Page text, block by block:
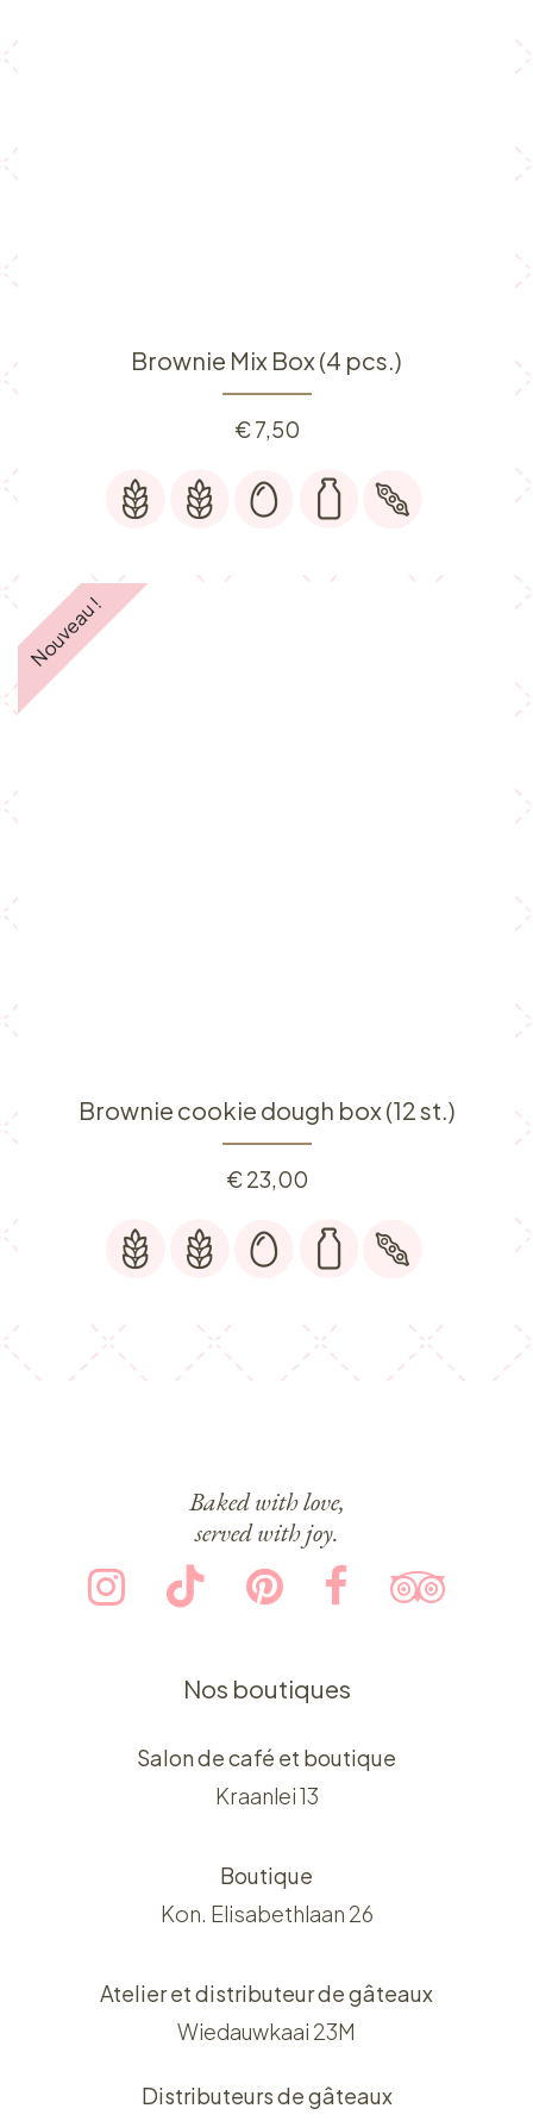
Brownie Mix Box (4 pcs.)
€7,50
Nouveau !
Brownie cookie dough box (12 st.)
€23,00
Baked with love,
served with joy.
Nos boutiques
Salon de café et boutique
Kraanlei 13
Boutique
Kon. Elisabethlaan 26
Atelier et distributeur de gâteaux
Wiedauwkaai 23M
Distributeurs de gâteaux